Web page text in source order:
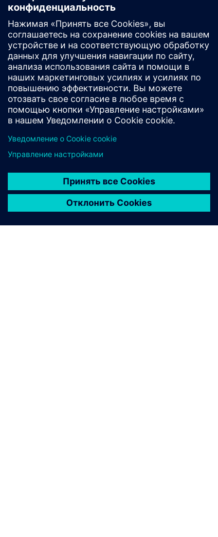
Модули мероприятий
Пакет Drivetrain Analyzer Cloud 35 Assets Cloud 35
Assets включает 35 модулей событий, каждый из
которых содержит 1000 событий.